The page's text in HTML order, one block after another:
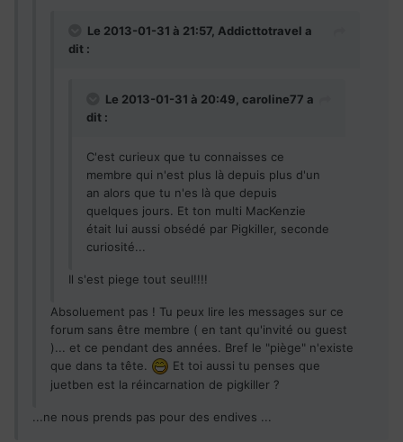
Le 2013-01-31 à 21:57, Addicttotravel a
dit :
Le 2013-01-31 à 20:49, caroline77 a
dit :
C'est curieux que tu connaisses ce
membre qui n'est plus là depuis plus d'un
an alors que tu n'es là que depuis
quelques jours. Et ton multi MacKenzie
était lui aussi obsédé par Pigkiller, seconde
curiosité...
Il s'est piege tout seul!!!!
Absoluement pas ! Tu peux lire les messages sur ce
forum sans être membre ( en tant qu'invité ou guest
)... et ce pendant des années. Bref le "piège" n'existe
que dans ta tête.
Et toi aussi tu penses que
juetben est la réincarnation de pigkiller ?
...ne nous prends pas pour des endives ...